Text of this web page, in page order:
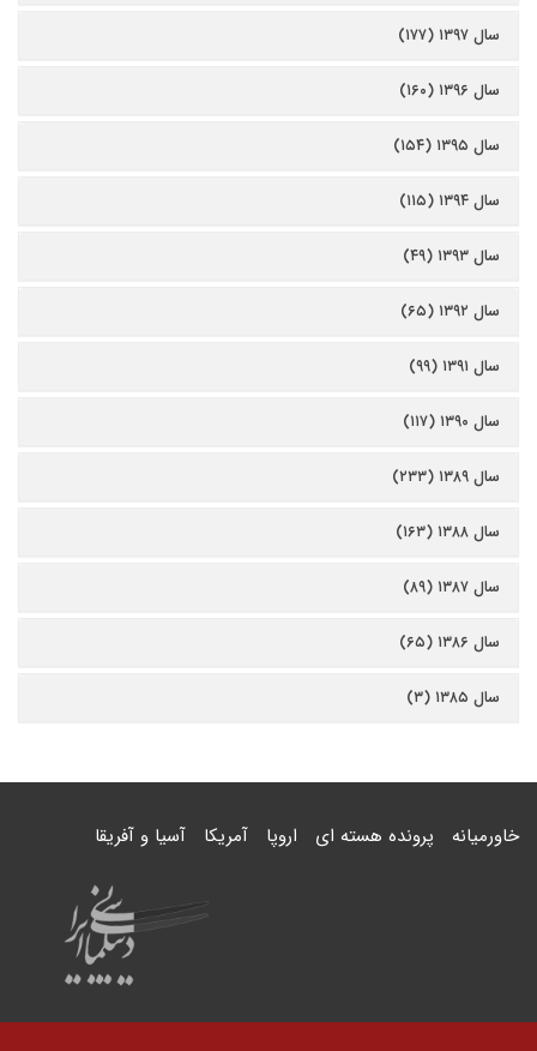
سال ۱۳۹۷ (۱۷۷)
سال ۱۳۹۶ (۱۶۰)
سال ۱۳۹۵ (۱۵۴)
سال ۱۳۹۴ (۱۱۵)
سال ۱۳۹۳ (۴۹)
سال ۱۳۹۲ (۶۵)
سال ۱۳۹۱ (۹۹)
سال ۱۳۹۰ (۱۱۷)
سال ۱۳۸۹ (۲۳۳)
سال ۱۳۸۸ (۱۶۳)
سال ۱۳۸۷ (۸۹)
سال ۱۳۸۶ (۶۵)
سال ۱۳۸۵ (۳)
خاورمیانه پرونده هسته ای اروپا آمریکا آسیا و آفریقا